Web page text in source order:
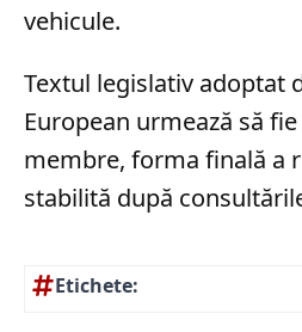
vehicule.
Textul legislativ adoptat
European urmează să
membre, forma finală a
stabilită după
Etichete: